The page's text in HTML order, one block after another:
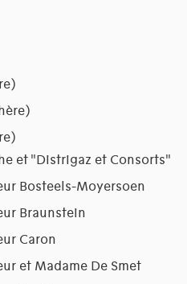
et "Distrigaz et Consorts"
Bosteels-Moyersoen
Braunstein
Caron
et Madame De Smet